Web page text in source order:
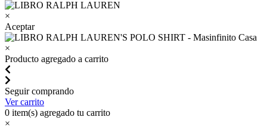
×
Aceptar
×
Producto agregado a carrito
Seguir comprando
Ver carrito
0 item(s) agregado tu carrito
×